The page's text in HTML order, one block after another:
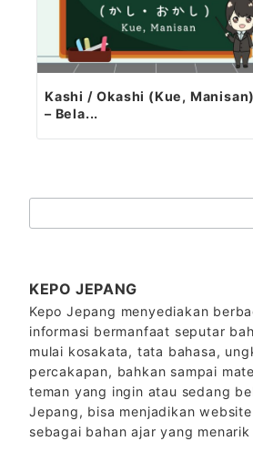
Kashi / Okashi (Kue, Manisan)
– Bela...
索：
KEPO JEPANG
Kepo Jepang menyediakan
informasi bermanfaat seputar
mulai kosakata, tata bahasa,
percakapan, bahkan sampai
teman yang ingin atau sedang
Jepang, bisa menjadikan
sebagai bahan ajar yang